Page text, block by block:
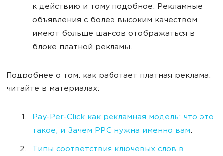
к действию и тому подобное. Рекламные
объявления с более высоким качеством
имеют больше шансов отображаться в
блоке платной рекламы.
Подробнее о том, как работает платная реклама,
читайте в материалах:
Pay-Per-Click как рекламная модель: что это
такое, и Зачем PPC нужна именно вам.
Типы соответствия ключевых слов в